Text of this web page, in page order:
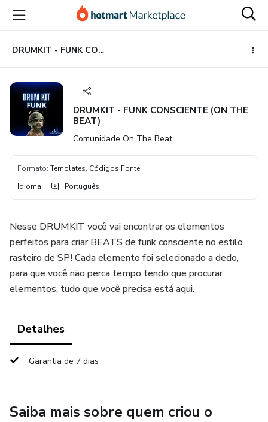
para
conteúdo
principal
para
pagamento
para
rodapé
DRUMKIT - FUNK CONSCIENTE (ON THE BEAT)
DRUMKIT - FUNK CONSCIENTE (ON THE
BEAT)
Comunidade On The Beat
Formato: Templates, Códigos Fonte
Idioma: Português
Nesse DRUMKIT você vai encontrar os elementos
perfeitos para criar BEATS de funk consciente no estilo
rasteiro de SP! Cada elemento foi selecionado a dedo,
para que você não perca tempo tendo que procurar
elementos, tudo que você precisa está aqui.
Detalhes
Garantia de 7 dias
Saiba mais sobre quem criou o